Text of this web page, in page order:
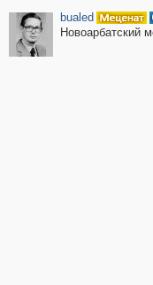
bualed
Новоарбатский